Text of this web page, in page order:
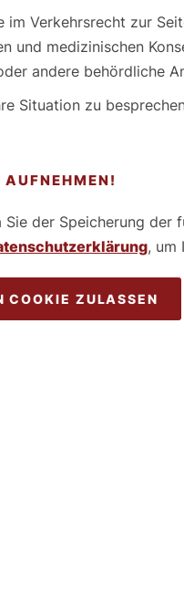
Verkehrsrecht zur
medizinischen
andere behördliche
Situation zu
der Speicherung
, um
COOKIE ZULASSEN